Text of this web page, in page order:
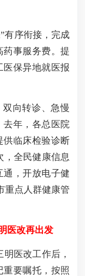
”有序衔接，完成
事服务费。提
医保异地就医报
向转诊、急慢
去年，各总医院
供临床检验诊断
，全民健康信息
，开放电子健
重点人群健康管
医改再出发
医改工作后，
要嘱托，按照